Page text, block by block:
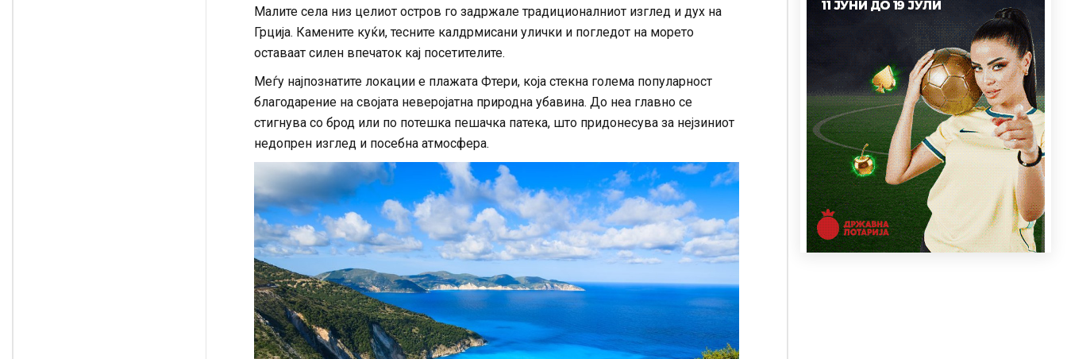
Малите села низ целиот остров го задржале традиционалниот изглед и дух на
Грција. Камените куќи, тесните калдрмисани улички и погледот на морето
оставаат силен впечаток кај посетителите.
Меѓу најпознатите локации е плажата Фтери, која стекна голема популарност
благодарение на својата неверојатна природна убавина. До неа главно се
стигнува со брод или по потешка пешачка патека, што придонесува за нејзиниот
недопрен изглед и посебна атмосфера.